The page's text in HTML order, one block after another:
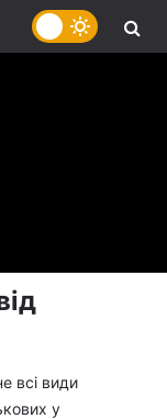
всі види
у